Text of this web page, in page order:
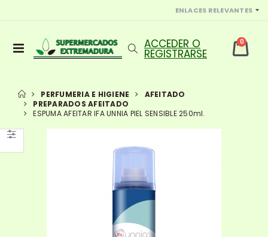
ENLACES RELEVANTES
0
PERFUMERIA E HIGIENE
AFEITADO
PREPARADOS AFEITADO
ESPUMA AFEITAR IFA UNNIA PIEL SENSIBLE 250ml.